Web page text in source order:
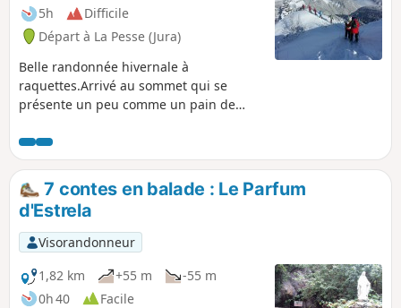
5h
Difficile
Départ à La Pesse (Jura)
Belle randonnée hivernale à
raquettes.Arrivé au sommet qui se
présente un peu comme un pain de
panorama à 360° (Chaine du Haut Jura,
et bien sur Mont Blanc par beau
temps).Attention en fonction de
l'enneigement il peut y avoir un risque
d'avalanche au niveau du crêt de
Chalam. Débutant s'abstenir de monter
au sommet, la vue est déjà très belle et
sans risque en restant sur le replat
juste avant le sommet.
7 contes en balade : Le Parfum
d'Estrela
Visorandonneur
1,82 km
+55 m
-55 m
0h 40
Facile